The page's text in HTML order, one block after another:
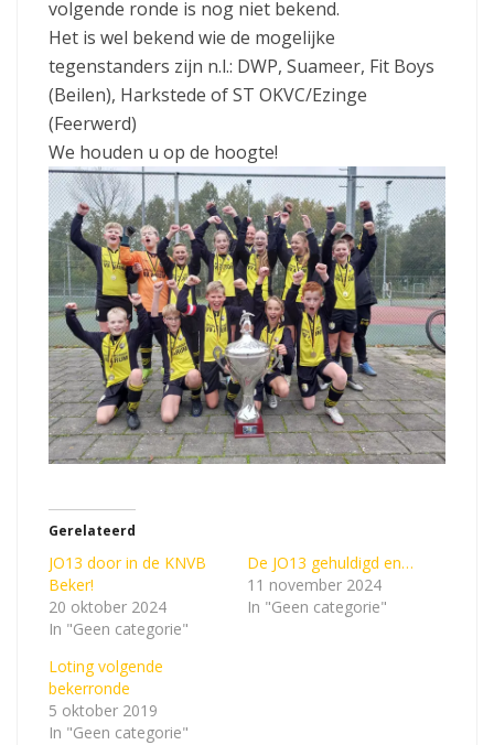
volgende ronde is nog niet bekend.
Het is wel bekend wie de mogelijke
tegenstanders zijn n.l.: DWP, Suameer, Fit Boys
(Beilen), Harkstede of ST OKVC/Ezinge
(Feerwerd)
We houden u op de hoogte!
Gerelateerd
JO13 door in de KNVB
Beker!
20 oktober 2024
In "Geen categorie"
De JO13 gehuldigd en…
11 november 2024
In "Geen categorie"
Loting volgende
bekerronde
5 oktober 2019
In "Geen categorie"